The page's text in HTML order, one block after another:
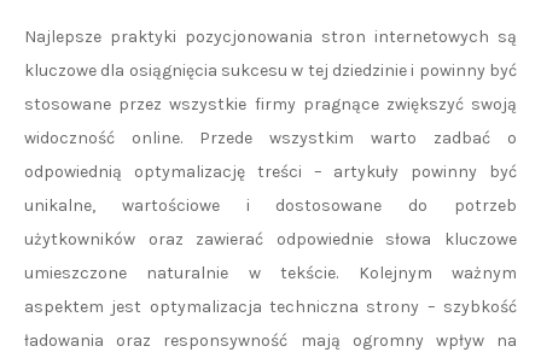
Najlepsze praktyki pozycjonowania stron internetowych są
kluczowe dla osiągnięcia sukcesu w tej dziedzinie i powinny być
stosowane przez wszystkie firmy pragnące zwiększyć swoją
widoczność online. Przede wszystkim warto zadbać o
odpowiednią optymalizację treści – artykuły powinny być
unikalne, wartościowe i dostosowane do potrzeb
użytkowników oraz zawierać odpowiednie słowa kluczowe
umieszczone naturalnie w tekście. Kolejnym ważnym
aspektem jest optymalizacja techniczna strony – szybkość
ładowania oraz responsywność mają ogromny wpływ na